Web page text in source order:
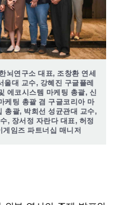
뇌연구소 대표, 조창환 연세
울대 교수, 강혜진 구글플레
에코시스템 마케팅 총괄, 신
케팅 총괄 겸 구글코리아 마
총괄, 박희선 성균관대 교수,
, 장서정 자란다 대표, 허정
임즈 파트너십 매니저